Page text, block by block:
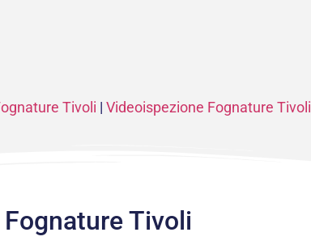
Tivoli | Videoispezione Fognature Tivoli
Tivoli